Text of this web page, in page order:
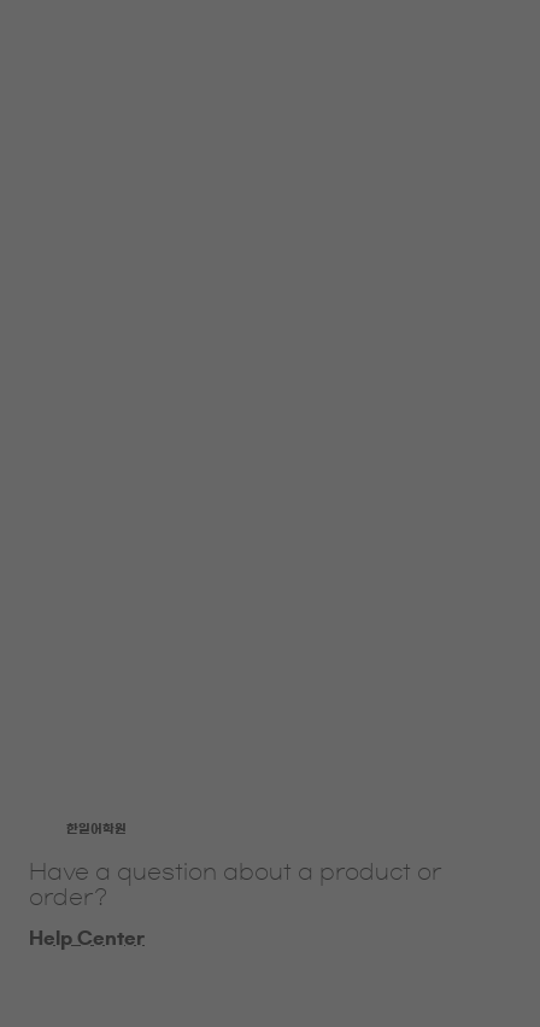
​한일어학원
Have a question about a product or
order?
Help Center